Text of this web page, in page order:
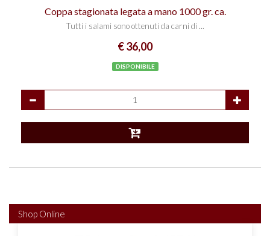
Coppa stagionata legata a mano 1000 gr. ca.
Tutti i salami sono ottenuti da carni di ...
€ 36,00
DISPONIBILE
Shop Online